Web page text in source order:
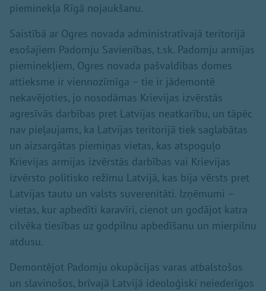
pieminekļa Rīgā nojaukšanu.
Saistībā ar Ogres novada administratīvajā teritorijā
esošajiem Padomju Savienības, t.sk. Padomju armijas
pieminekļiem, Ogres novada pašvaldības domes
attieksme ir viennozīmīga – tie ir jādemontē
nekavējoties, jo nosodāmas Krievijas izvērstās
agresīvās darbības pret Latvijas neatkarību, un tāpēc
nav pieļaujams, ka Latvijas teritorijā tiek saglabātas
un aizsargātas piemiņas vietas, kas atspoguļo
Krievijas armijas izvērstās darbības vai Krievijas
izvērsto politisko režīmu Latvijā, kas bija vērsts pret
Latvijas tautu un valsts suverenitāti. Izņēmumi –
vietas, kur apbedīti karavīri, cienot un godājot katra
cilvēka tiesības uz godpilnu apbedīšanu un mierpilnu
atdusu.
Demontējot Padomju okupācijas varas atbalstošos
un slavinošos, brīvajā Latvijā ideoloģiski neiederīgos